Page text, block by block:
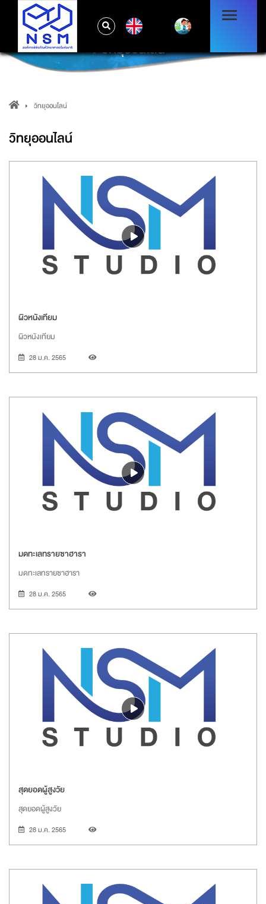
วิทยุออนไลน์
วิทยุออนไลน์
วิทยุออนไลน์
ผิวหนังเทียม
ผิวหนังเทียม
28 ม.ค. 2565
มดทะเลทรายซาฮารา
มดทะเลทรายซาฮารา
28 ม.ค. 2565
สุดยอดผู้สูงวัย
สุดยอดผู้สูงวัย
28 ม.ค. 2565